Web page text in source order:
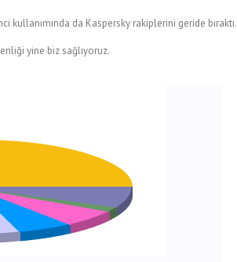
kullanımında da Kaspersky rakiplerini geride bıraktı.
yine biz sağlıyoruz.